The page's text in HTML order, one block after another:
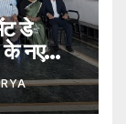
डे
नए